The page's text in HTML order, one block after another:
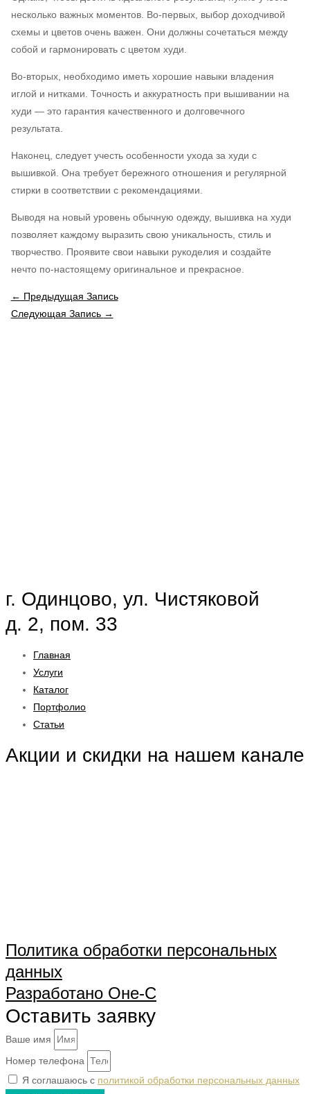
несколько важных моментов. Во-первых, выбор доходчивой
схемы и цветов очень важен. Они должны сочетаться между
собой и гармонировать с цветом худи.
Во-вторых, необходимо иметь хорошие навыки владения
иглой и нитками. Точность и аккуратность при вышивании на
худи — это гарантия качественного и долговечного
результата.
Наконец, следует учесть особенности ухода за худи с
вышивкой. Она требует бережного отношения и регулярной
стирки в соответствии с рекомендациями.
Выводя на новый уровень обычную одежду, вышивка на худи
позволяет каждому выразить свою уникальность, стиль и
творчество. Проявите свои навыки рукоделия и создайте
нечто по-настоящему оригинальное и прекрасное.
← Предыдущая Запись
Следующая Запись →
г. Одинцово, ул. Чистяковой
д. 2, пом. 33
Главная
Услуги
Каталог
Портфолио
Статьи
Акции и скидки на нашем канале
Политика обработки персональных
данных
Разработано Оне-С
Оставить заявку
Ваше имя
Номер телефона
Я соглашаюсь с политикой обработки персональных данных